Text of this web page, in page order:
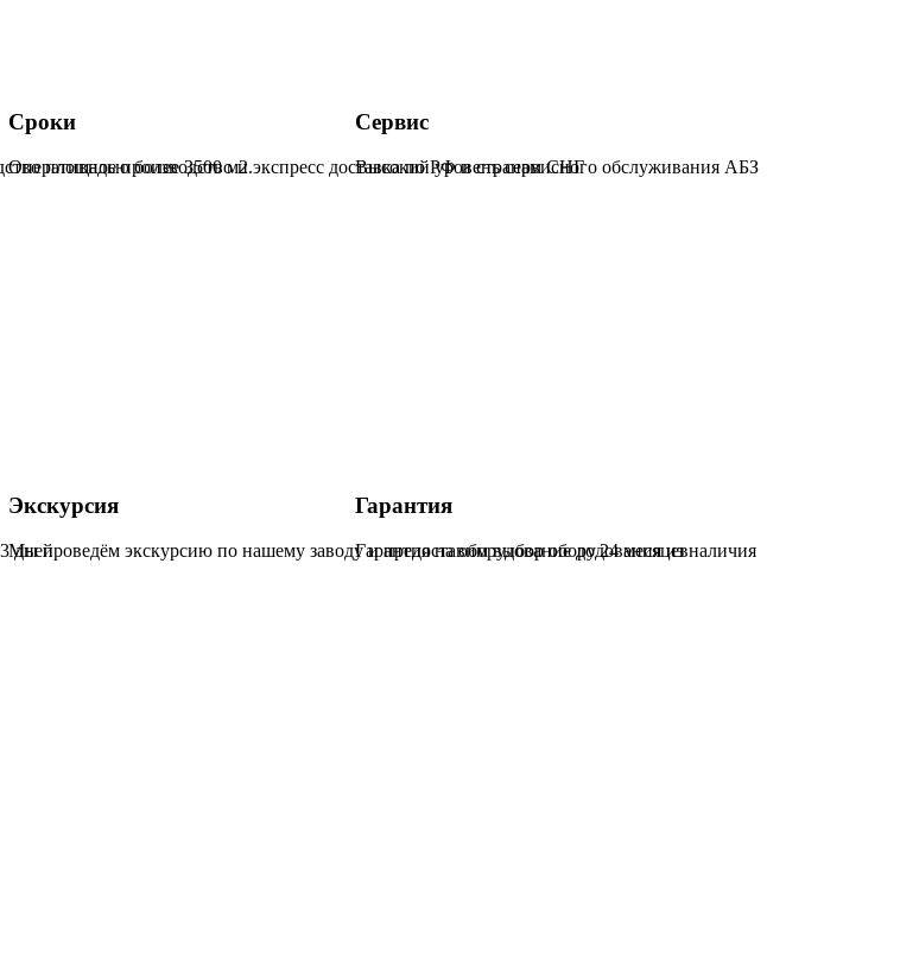
площадью более 3500 м2.
Сроки
Оперативное производство и экспресс доставка по РФ и странам СНГ
Сервис
Высокий уровень сервисного обслуживания АБЗ
дней
Экскурсия
Мы проведём экскурсию по нашему заводу и предоставим выбор оборудования из наличия
Гарантия
Гарантия на оборудование до 24 месяцев